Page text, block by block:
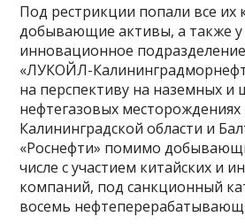
Под рестрикции попали все их
добывающие активы, а также
инновационное
«ЛУКОЙЛ-
на перспективу на наземных и
нефтегазовых месторождениях
Калининградской области и
«Роснефти» помимо
числе с участием китайских и
компаний, под санкционный
восемь